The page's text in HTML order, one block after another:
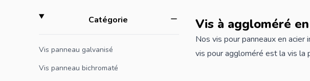
Skip to product list
Catégoriefilter
Vis panneau galvanisé
Vis panneau bichromaté
Vis à aggloméré
Nos vis pour panneaux en
vis pour aggloméré est la vis la
particules de qualité A